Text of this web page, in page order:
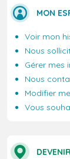
MON
Voir mon
Nous
Gérer mes
Nous
Modifier
Vous